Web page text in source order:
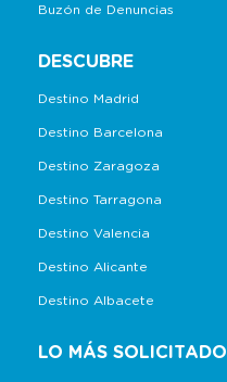
Buzón de Denuncias
DESCUBRE
Destino Madrid
Destino Barcelona
Destino Zaragoza
Destino Tarragona
Destino Valencia
Destino Alicante
Destino Albacete
LO MÁS SOLICITADO